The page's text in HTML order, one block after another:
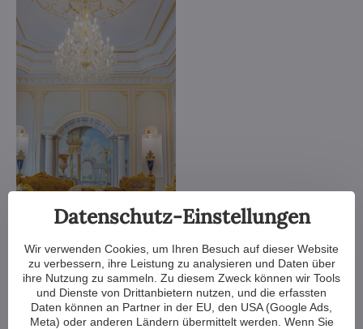
Arme, ändern die Anzahl der Glühbirnen, kürzen oder
verlängern die Kette - die Möglichkeiten sind fast endlos. Und
wenn das noch nicht genug ist, können wir einen Kristalllüster
komplett nach Ihrem Entwurf anfertigen.
Wenn Sie nicht aus unserem Angebot an Kronleuchtern
wählen, fertigen wir für Sie einen ganz individuellen
Kronleuchter an. Alles, was Sie brauchen, ist eine Zeichnung
Datenschutz-Einstellungen
Wir verwenden Cookies, um Ihren Besuch auf dieser Website
zu verbessern, ihre Leistung zu analysieren und Daten über
ihre Nutzung zu sammeln. Zu diesem Zweck können wir Tools
und Dienste von Drittanbietern nutzen, und die erfassten
Daten können an Partner in der EU, den USA (Google Ads,
Meta) oder anderen Ländern übermittelt werden. Wenn Sie